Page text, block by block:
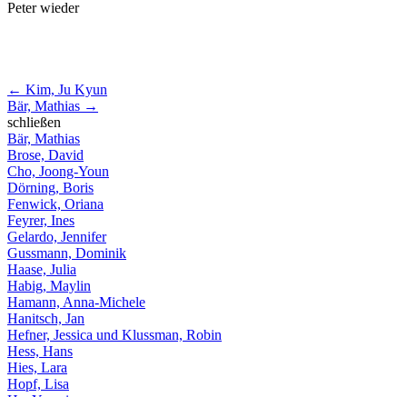
Peter wieder
← Kim, Ju Kyun
Bär, Mathias →
schließen
Bär, Mathias
Brose, David
Cho, Joong-Youn
Dörning, Boris
Fenwick, Oriana
Feyrer, Ines
Gelardo, Jennifer
Gussmann, Dominik
Haase, Julia
Habig, Maylin
Hamann, Anna-Michele
Hanitsch, Jan
Hefner, Jessica und Klussman, Robin
Hess, Hans
Hies, Lara
Hopf, Lisa